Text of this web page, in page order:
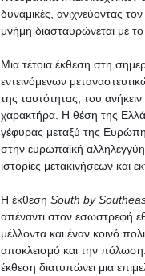
δυναμικές, ανιχνεύοντας
μνήμη διασταυρώνεται με
Μια τέτοια έκθεση στη
εντεινόμενων
της ταυτότητας, του
χαρακτήρα. Η θέση της
γέφυρας μεταξύ της
στην ευρωπαϊκή
ιστορίες μετακινήσεων και
Η έκθεση South by
απέναντι στον εσωστρεφή
μέλλοντα και έναν κοινό
αποκλεισμό και την πόλωση.
έκθεση διατυπώνει μια